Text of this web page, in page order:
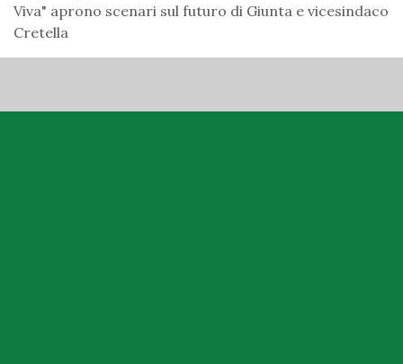
Viva" aprono scenari sul futuro di Giunta e vicesindaco
Cretella